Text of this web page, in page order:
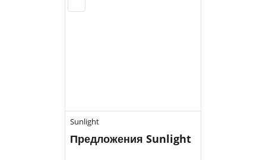
Sunlight
Предложения Sunlight